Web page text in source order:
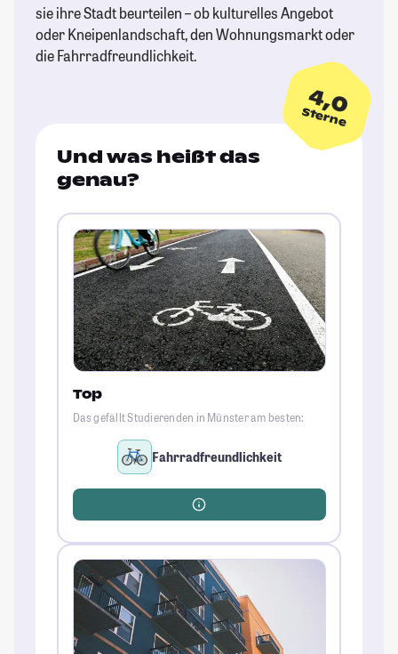
sie ihre Stadt beurteilen – ob kulturelles Angebot
oder Kneipenlandschaft, den Wohnungsmarkt oder
die Fahrradfreundlichkeit.
4,0
Sterne
Und was heißt das
genau?
Top
Das gefällt Studierenden in Münster am besten:
Fahrradfreundlichkeit